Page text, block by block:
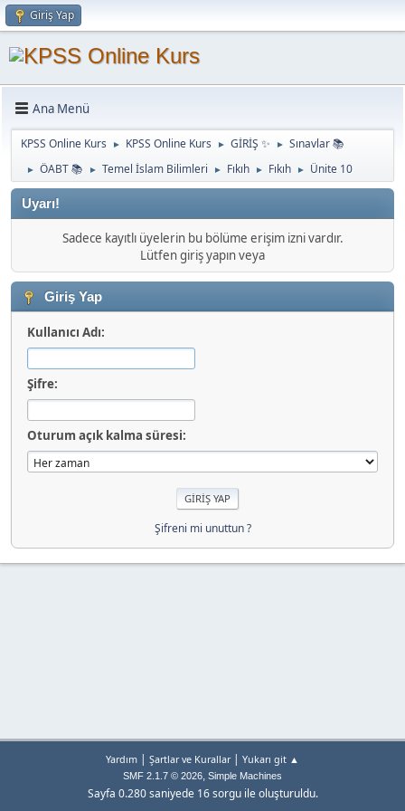
Giriş Yap
Ana Menü
KPSS Online Kurs ► KPSS Online Kurs ► GİRİŞ ✨ ► Sınavlar 📚
► ÖABT 📚 ► Temel İslam Bilimleri ► Fıkıh ► Fıkıh ► Ünite 10
Uyarı!
Sadece kayıtlı üyelerin bu bölüme erişim izni vardır.
Lütfen giriş yapın veya
Giriş Yap
Kullanıcı Adı:
Şifre:
Oturum açık kalma süresi:
Şifreni mi unuttun ?
Yardım | Şartlar ve Kurallar| Yukarı git ▲
SMF 2.1.7 © 2026, Simple Machines
Sayfa 0.280 saniyede 16 sorgu ile oluşturuldu.